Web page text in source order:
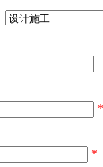
*
*